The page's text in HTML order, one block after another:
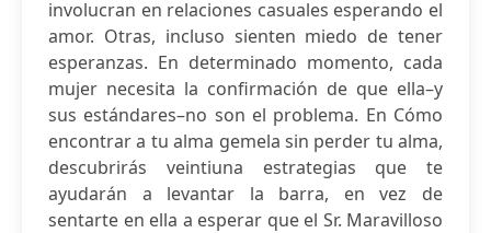
involucran en relaciones casuales esperando el
amor. Otras, incluso sienten miedo de tener
esperanzas. En determinado momento, cada
mujer necesita la confirmación de que ella–y
sus estándares–no son el problema. En Cómo
encontrar a tu alma gemela sin perder tu alma,
descubrirás veintiuna estrategias que te
ayudarán a levantar la barra, en vez de
sentarte en ella a esperar que el Sr. Maravilloso